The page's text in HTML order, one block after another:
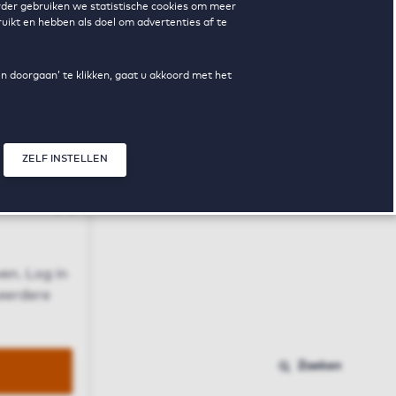
gebruiken we statistische cookies om meer
en hebben als doel om advertenties af te
doorgaan’ te klikken, gaat u akkoord met het
ZELF INSTELLEN
Log in
Zoeken